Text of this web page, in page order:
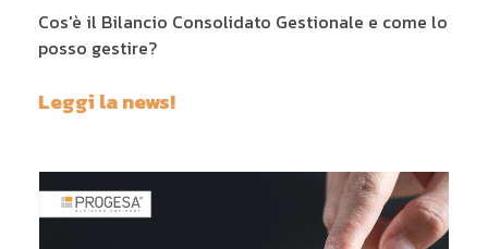
Cos'è il Bilancio Consolidato Gestionale e come lo
posso gestire?
Leggi la news!